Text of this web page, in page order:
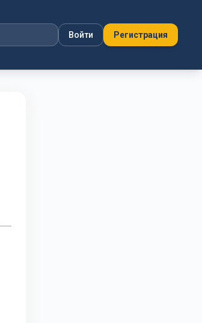
Войти Регистрация